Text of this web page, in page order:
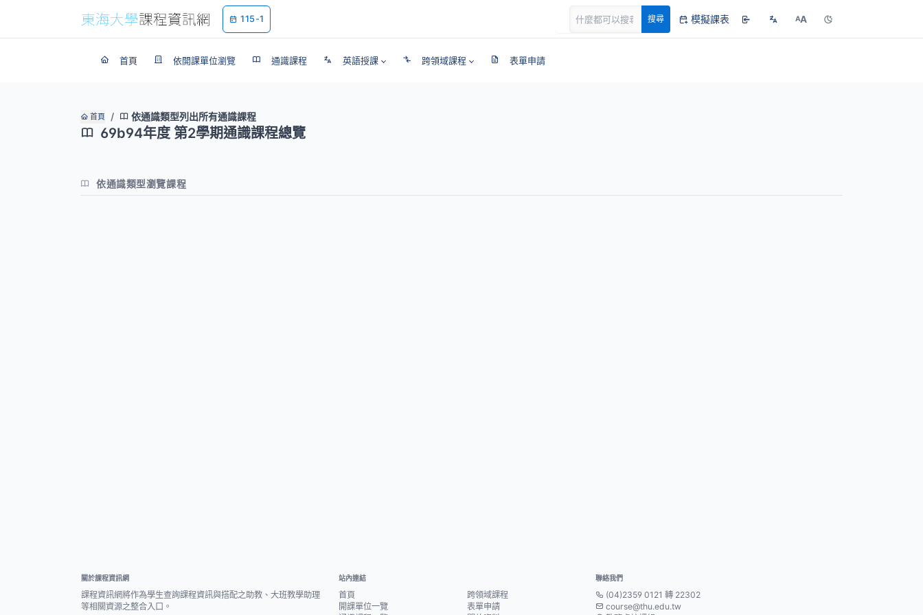
115-1 搜尋 模擬課表 AA
首頁 依開課單位瀏覽 通識課程 英語授課 跨領域課程 表單申請
首頁 依通識類型列出所有通識課程
69b94年度 第2學期通識課程總覽
依通識類型瀏覽課程
關於課程資訊網
課程資訊網將作為學生查詢課程資訊與搭配之助教、大班教學助理
等相關資源之整合入口。
站內連結
首頁
開課單位一覽
跨領域課程
表單申請
聯絡我們
(04)2359 0121 轉 22302
course@thu.edu.tw